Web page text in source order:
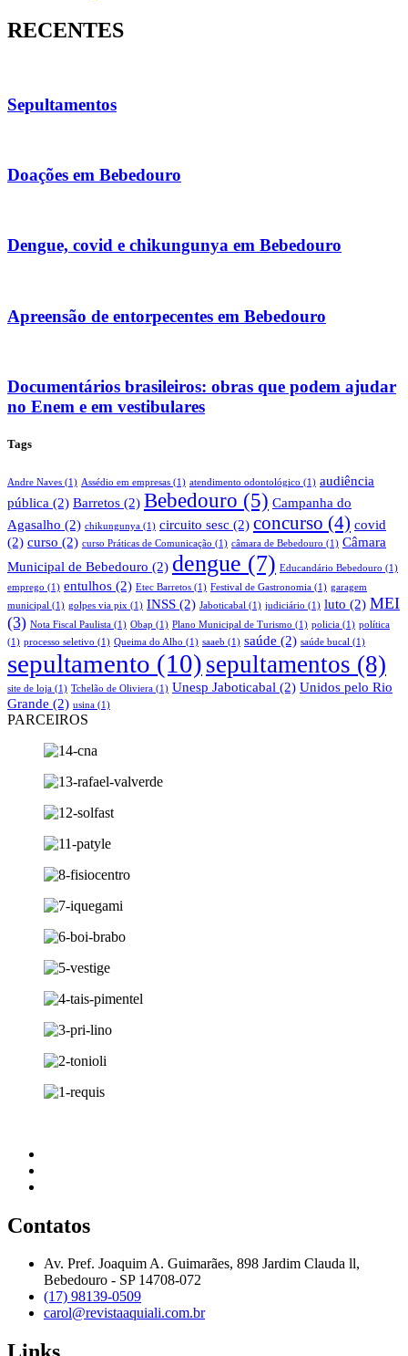
RECENTES
Sepultamentos
Doações em Bebedouro
Dengue, covid e chikungunya em Bebedouro
Apreensão de entorpecentes em Bebedouro
Documentários brasileiros: obras que podem ajudar
no Enem e em vestibulares
Tags
Andre Naves (1) Assédio em empresas (1) atendimento odontológico (1) audiência
pública (2) Barretos (2) Bebedouro (5) Campanha do
Agasalho (2) chikungunya (1) circuito sesc (2) concurso (4) covid
(2) curso (2) curso Práticas de Comunicação (1) câmara de Bebedouro (1) Câmara
Municipal de Bebedouro (2) dengue (7) Educandário Bebedouro (1)
emprego (1) entulhos (2) Etec Barretos (1) Festival de Gastronomia (1) garagem
municipal (1) golpes via pix (1) INSS (2) Jaboticabal (1) judiciário (1) luto (2) MEI
(3) Nota Fiscal Paulista (1) Obap (1) Plano Municipal de Turismo (1) policia (1) política
(1) processo seletivo (1) Queima do Alho (1) saaeb (1) saúde (2) saúde bucal (1)
sepultamento (10) sepultamentos (8)
site de loja (1) Tchelão de Oliviera (1) Unesp Jaboticabal (2) Unidos pelo Rio
Grande (2) usina (1)
PARCEIROS
Contatos
Av. Pref. Joaquim A. Guimarães, 898 Jardim Clauda ll,
Bebedouro - SP 14708-072
(17) 98139-0509
carol@revistaaquiali.com.br